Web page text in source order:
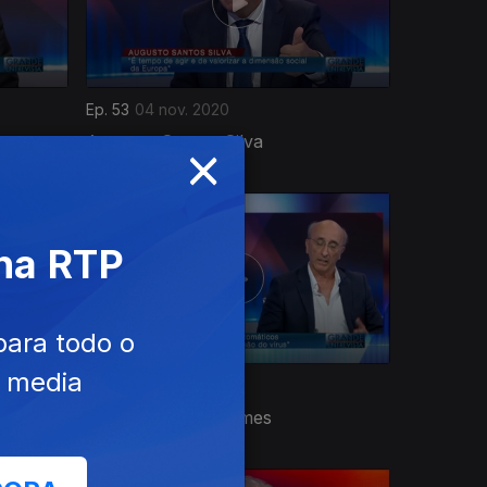
Ep. 53 04 nov. 2020
Augusto Santos Silva
Manuel Carmo Gomes
×
RTP
todo o